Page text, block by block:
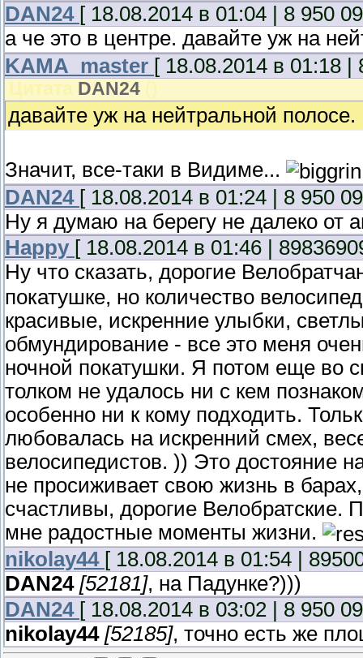
DAN24 [ 18.08.2014 в 01:04 | 8 950
а че это в центре. давайте уж на
KAMA_master [ 18.08.2014 в 01:18 |
Цитата DAN24 ()
давайте уж на нейтральной полосе.
Значит, все-таки в Видиме...
DAN24 [ 18.08.2014 в 01:24 | 8 950
Ну я думаю на берегу не далеко от
Happy [ 18.08.2014 в 01:46 |
Ну что сказать, дорогие
покатушке, но количество
красивые, искренние улыбки,
обмундирование - все это меня
ночной покатушки. Я потом еще во
толком не удалось ни с кем
особенно ни к кому подходить.
любовалась на искренний смех,
велосипедистов. )) Это достояние
не просиживает свою жизнь в
счастливы, дорогие
мне радостные моменты жизни.
nikolay44 [ 18.08.2014 в 01:54 |
DAN24 [52181], на Падунке?)))
DAN24 [ 18.08.2014 в 03:02 | 8 950
nikolay44 [52185], точно есть же